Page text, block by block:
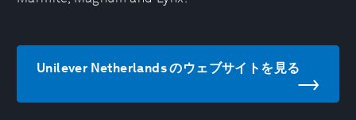
Unilever Netherlands のウェブサイトを見る